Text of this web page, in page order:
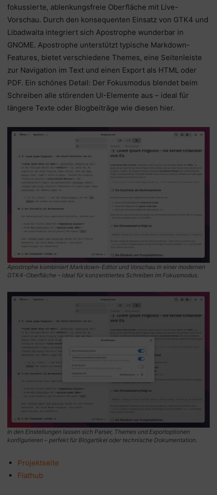
fokussierte, ablenkungsfreie Oberfläche mit Live-
Vorschau. Durch den konsequenten Einsatz von GTK4 und
Libadwaita integriert sich Apostrophe wunderbar in
GNOME. Apostrophe unterstützt typische Markdown-
Features, bietet verschiedene Themes, eine Seitenleiste
zur Navigation im Text und einen Export als HTML oder
PDF. Ein schönes Detail: Der Fokusmodus blendet beim
Schreiben alle störenden UI-Elemente aus – ideal für
längere Texte oder Blogbeiträge wie diesen hier.
Apostrophe kombiniert Markdown-Editor und Vorschau in einer modernen
GTK4-Oberfläche – ideal für konzentriertes Schreiben im Fokusmodus.
In den Einstellungen lassen sich Parser, Themes und Exportoptionen
konfigurieren – perfekt für Blogartikel oder technische Dokumentation.
Projektseite
Flathub